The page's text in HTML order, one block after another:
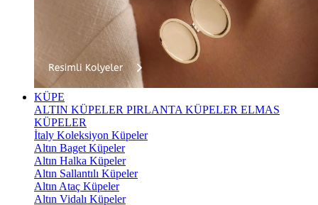
KÜPE
ALTIN KÜPELER PIRLANTA KÜPELER ELMAS
KÜPELER
İtaly Koleksiyon Küpeler
Altın Baget Küpeler
Altın Halka Küpeler
Altın Sallantılı Küpeler
Altın Ataç Küpeler
Altın Vidalı Küpeler